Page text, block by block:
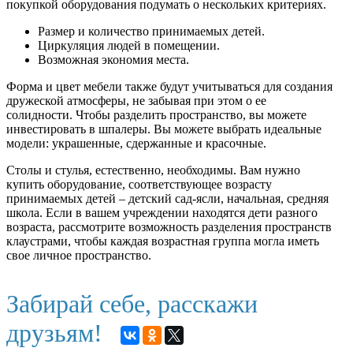
покупкой оборудования подумать о нескольких критериях.
Размер и количество принимаемых детей.
Циркуляция людей в помещении.
Возможная экономия места.
Форма и цвет мебели также будут учитываться для создания
дружеской атмосферы, не забывая при этом о ее
солидности. Чтобы разделить пространство, вы можете
инвестировать в шпалеры. Вы можете выбрать идеальные
модели: украшенные, сдержанные и красочные.
Столы и стулья, естественно, необходимы. Вам нужно
купить оборудование, соответствующее возрасту
принимаемых детей – детский сад-ясли, начальная, средняя
школа. Если в вашем учреждении находятся дети разного
возраста, рассмотрите возможность разделения пространств
клаустрами, чтобы каждая возрастная группа могла иметь
свое личное пространство.
Забирай себе, расскажи
друзьям!